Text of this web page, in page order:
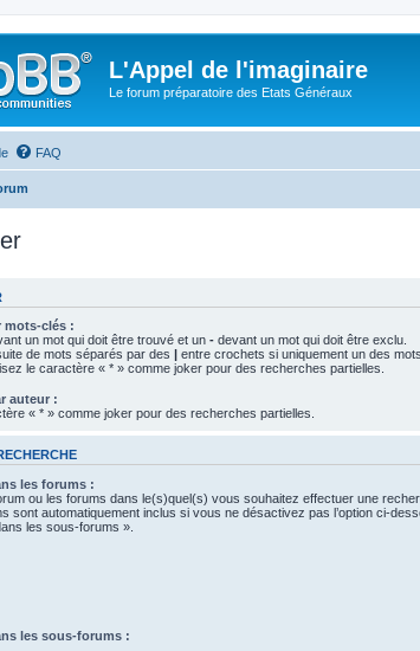
L'Appel de l'imaginaire
Le forum préparatoire des Etats Généraux
FAQ
mots-clés :
un mot qui doit être trouvé et un - devant un mot qui doit être exclu.
de mots séparés par des | entre crochets si uniquement un des
le caractère « * » comme joker pour des recherches partielles.
auteur :
« * » comme joker pour des recherches partielles.
les forums :
ou les forums dans le(s)quel(s) vous souhaitez effectuer une
sont automatiquement inclus si vous ne désactivez pas l’option ci-
les sous-forums ».
les sous-forums :